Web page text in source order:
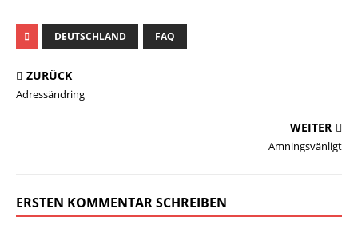
DEUTSCHLAND FAQ
ZURÜCK
Adressändring
WEITER
Amningsvänligt
ERSTEN KOMMENTAR SCHREIBEN